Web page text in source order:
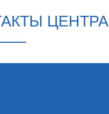
ЦЕНТРА